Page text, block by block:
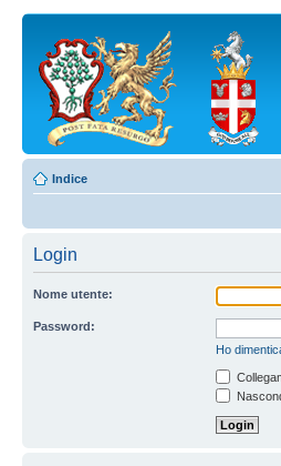
Indice
Login
Nome utente:
Password:
Ho